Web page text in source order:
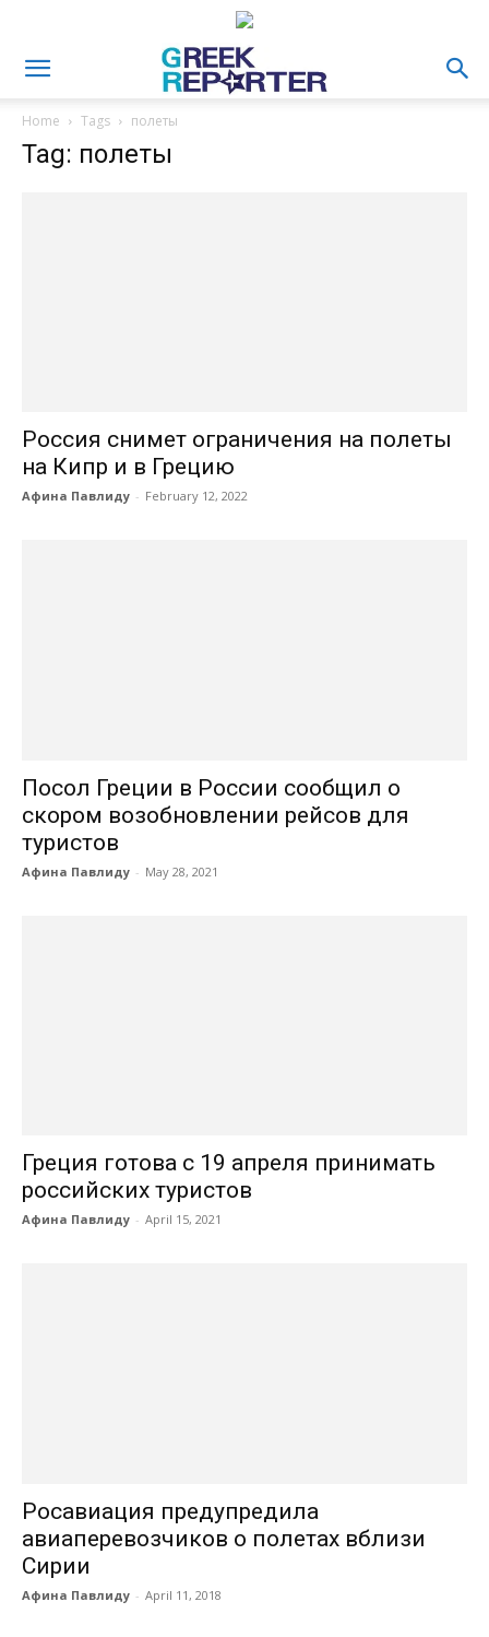
Home Tags полеты
Tag: полеты
Россия снимет ограничения на полеты
на Кипр и в Грецию
Афина Павлиду - February 12, 2022
Посол Греции в России сообщил о
скором возобновлении рейсов для
туристов
Афина Павлиду - May 28, 2021
Греция готова с 19 апреля принимать
российских туристов
Афина Павлиду - April 15, 2021
Росавиация предупредила
авиаперевозчиков о полетах вблизи
Сирии
Афина Павлиду - April 11, 2018